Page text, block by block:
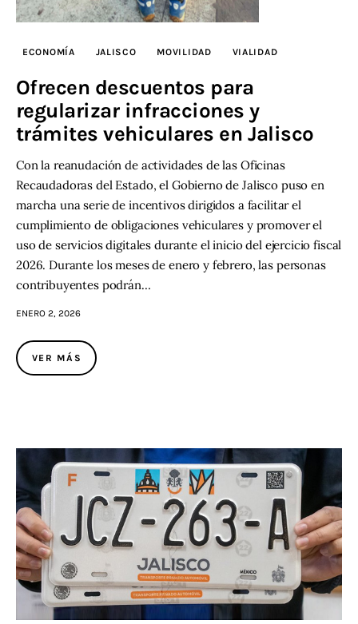
ECONOMÍA JALISCO MOVILIDAD VIALIDAD
Ofrecen descuentos para
regularizar infracciones y
trámites vehiculares en Jalisco
Con la reanudación de actividades de las Oficinas
Recaudadoras del Estado, el Gobierno de Jalisco puso en
marcha una serie de incentivos dirigidos a facilitar el
cumplimiento de obligaciones vehiculares y promover el
uso de servicios digitales durante el inicio del ejercicio fiscal
2026. Durante los meses de enero y febrero, las personas
contribuyentes podrán…
ENERO 2, 2026
VER MÁS